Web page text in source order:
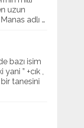
uzun
adlı …
bazı isim
” +cık ,
bir tanesini